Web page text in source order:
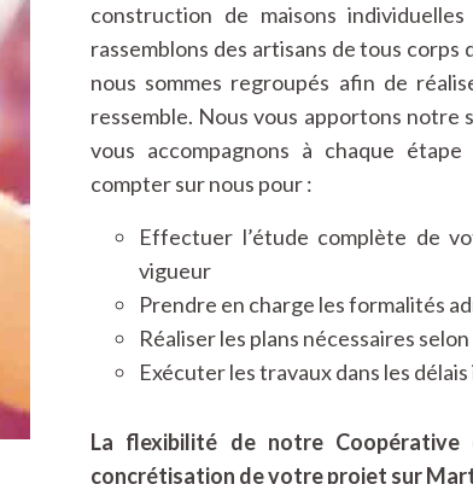
construction de maisons
rassemblons des artisans de tous corps
nous sommes regroupés afin de
ressemble. Nous vous apportons
vous accompagnons à chaque
compter sur nous pour :
Effectuer l’étude complète de
vigueur
Prendre en charge les formalités
Réaliser les plans nécessaires
Exécuter les travaux dans les
La flexibilité de notre
concrétisation de votre projet sur